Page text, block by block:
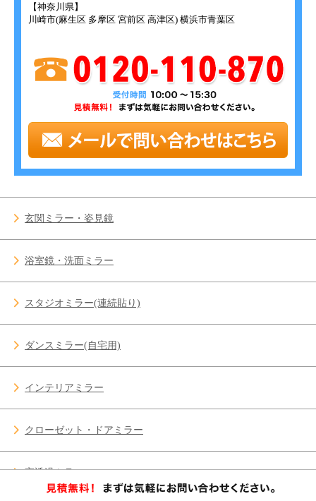
【神奈川県】
川崎市(麻生区 多摩区 宮前区 高津区) 横浜市青葉区
玄関ミラー・姿見鏡
浴室鏡・洗面ミラー
スタジオミラー(連続貼り)
ダンスミラー(自宅用)
インテリアミラー
クローゼット・ドアミラー
高透過ミラー